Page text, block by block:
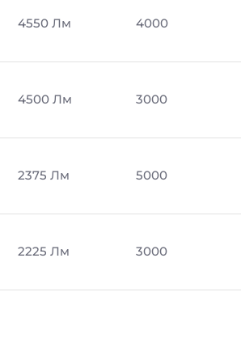
4550 Лм 4000
4500 Лм 3000
2375 Лм 5000
2225 Лм 3000